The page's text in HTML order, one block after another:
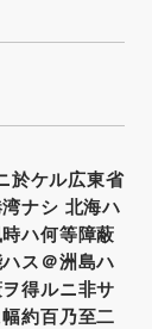
於ケル広東省
ナシ 北海ハ
ハ何等障蔽
ス＠洲島ハ
得ルニ非サ
約百乃至二